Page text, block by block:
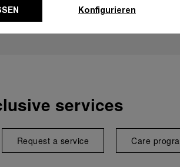
services
Request a service Care
Konfigurieren